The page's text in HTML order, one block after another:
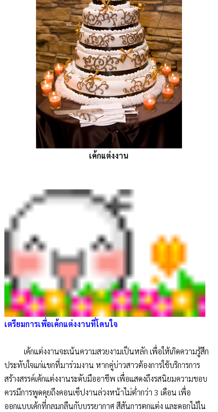
เค้กแต่งงาน
เตรียมการเพื่อเค้กแต่งงานที่โดนใจ
เค้กแต่งงานจะเน้นความสวยงามเป็นหลัก เพื่อให้เกิดความรู้สึก
ประทับใจแก่แขกที่มาร่วมงาน หากคู่บ่าวสาวต้องการใช้บริการการ
สร้างสรรค์เค้กแต่งงานระดับมืออาชีพ เพื่อแสดงถึงรสนิยมความชอบ
ควรมีการพูดคุยถึงคอนเซ็ปงานล่วงหน้าไม่ต่ำกว่า 3 เดือน เพื่อ
ออกแบบเค้กที่กลมกลืนกับบรรยากาศ สีสันการตกแต่ง และดอกไม้ใน